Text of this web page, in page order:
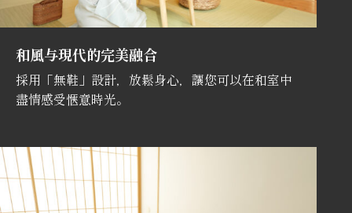
和風与現代的完美融合
採用「無鞋」設計，放鬆身心，讓您可以在和室中
盡情感受愜意時光。